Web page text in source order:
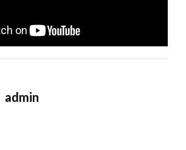
admin